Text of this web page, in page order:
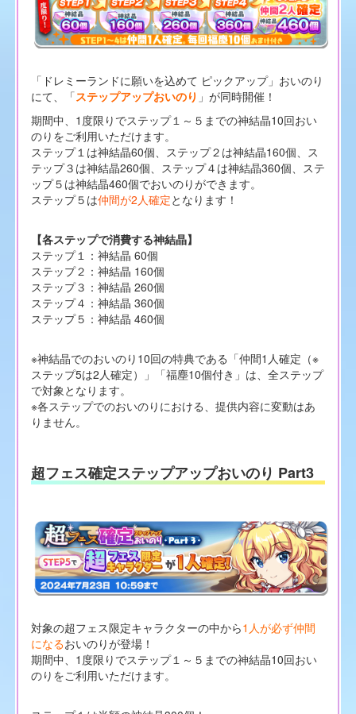
「ドレミーランドに願いを込めて ピックアップ」おいのり
にて、「ステップアップおいのり 」が同時開催！
期間中、1度限りでステップ１～５までの神結晶10回おい
のりをご利用いただけます。
ステップ１は神結晶60個、ステップ２は神結晶160個、ス
テップ３は神結晶260個、ステップ４は神結晶360個、ステ
ップ５は神結晶460個でおいのりができます。
ステップ５は仲間が2人確定となります！
【各ステップで消費する神結晶】
ステップ１：神結晶 60個
ステップ２：神結晶 160個
ステップ３：神結晶 260個
ステップ４：神結晶 360個
ステップ５：神結晶 460個
※神結晶でのおいのり10回の特典である「仲間1人確定（※
ステップ5は2人確定）」「福塵10個付き」は、全ステップ
で対象となります。
※各ステップでのおいのりにおける、提供内容に変動はあ
りません。
超フェス確定ステップアップおいのり Part3
対象の超フェス限定キャラクターの中から1人が必ず仲間
になるおいのりが登場！
期間中、1度限りでステップ１～５までの神結晶10回おい
のりをご利用いただけます。